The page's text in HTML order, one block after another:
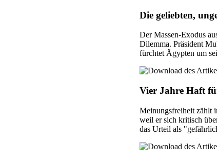
Die geliebten,
Der Massen-Exodus
Dilemma. Präsident
fürchtet Ägypten um
Vier Jahre Haft
Meinungsfreiheit zählt
weil er sich kritisch
das Urteil als